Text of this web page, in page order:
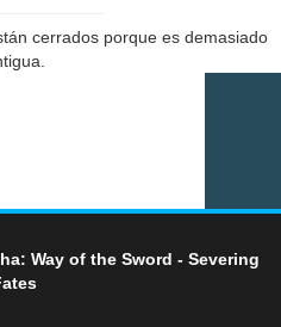
cerrados porque es demasiado
Way of the Sword - Severing